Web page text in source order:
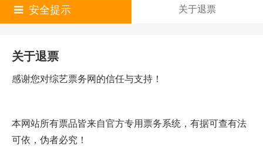
安全提示 关于退票
关于退票
感谢您对综艺票务网的信任与支持！
本网站所有票品皆来自官方专用票务系统，有据可查有法
可依，伪者必究！